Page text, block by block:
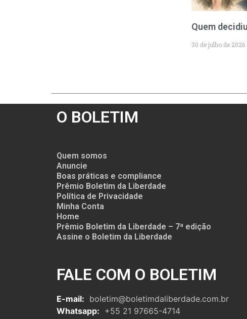
Quem
30 de julho de 2026
O BOLETIM
Quem somos
Anuncie
Boas práticas e compliance
Prêmio Boletim da Liberdade
Política de Privacidade
Minha Conta
Home
Prêmio Boletim da Liberdade – 7ª edição
Assine o Boletim da Liberdade
FALE COM O BOLETIM
E-mail: boletim@boletimdaliberdade.com.br
Whatsapp: +55 21 97665-4714